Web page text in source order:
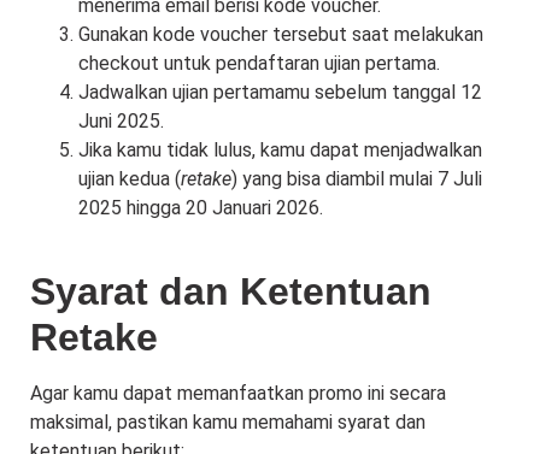
menerima email berisi kode voucher.
Gunakan kode voucher tersebut saat melakukan
checkout untuk pendaftaran ujian pertama.
Jadwalkan ujian pertamamu sebelum tanggal 12
Juni 2025.
Jika kamu tidak lulus, kamu dapat menjadwalkan
ujian kedua (retake) yang bisa diambil mulai 7 Juli
2025 hingga 20 Januari 2026.
Syarat dan Ketentuan
Retake
Agar kamu dapat memanfaatkan promo ini secara
maksimal, pastikan kamu memahami syarat dan